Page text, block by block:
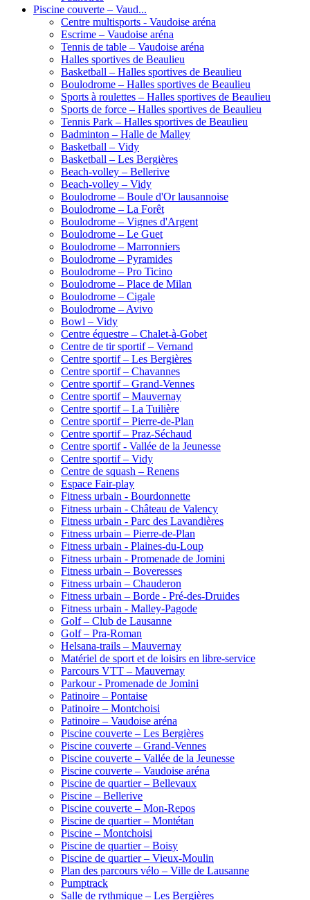
Piscine couverte – Vaud...
Centre multisports - Vaudoise aréna
Escrime – Vaudoise aréna
Tennis de table – Vaudoise aréna
Halles sportives de Beaulieu
Basketball – Halles sportives de Beaulieu
Boulodrome – Halles sportives de Beaulieu
Sports à roulettes – Halles sportives de Beaulieu
Sports de force – Halles sportives de Beaulieu
Tennis Park – Halles sportives de Beaulieu
Badminton – Halle de Malley
Basketball – Vidy
Basketball – Les Bergières
Beach-volley – Bellerive
Beach-volley – Vidy
Boulodrome – Boule d'Or lausannoise
Boulodrome – La Forêt
Boulodrome – Vignes d'Argent
Boulodrome – Le Guet
Boulodrome – Marronniers
Boulodrome – Pyramides
Boulodrome – Pro Ticino
Boulodrome – Place de Milan
Boulodrome – Cigale
Boulodrome – Avivo
Bowl – Vidy
Centre équestre – Chalet-à-Gobet
Centre de tir sportif – Vernand
Centre sportif – Les Bergières
Centre sportif – Chavannes
Centre sportif – Grand-Vennes
Centre sportif – Mauvernay
Centre sportif – La Tuilière
Centre sportif – Pierre-de-Plan
Centre sportif – Praz-Séchaud
Centre sportif - Vallée de la Jeunesse
Centre sportif – Vidy
Centre de squash – Renens
Espace Fair-play
Fitness urbain - Bourdonnette
Fitness urbain - Château de Valency
Fitness urbain - Parc des Lavandières
Fitness urbain – Pierre-de-Plan
Fitness urbain - Plaines-du-Loup
Fitness urbain - Promenade de Jomini
Fitness urbain – Boveresses
Fitness urbain – Chauderon
Fitness urbain – Borde - Pré-des-Druides
Fitness urbain - Malley-Pagode
Golf – Club de Lausanne
Golf – Pra-Roman
Helsana-trails – Mauvernay
Matériel de sport et de loisirs en libre-service
Parcours VTT – Mauvernay
Parkour - Promenade de Jomini
Patinoire – Pontaise
Patinoire – Montchoisi
Patinoire – Vaudoise aréna
Piscine couverte – Les Bergières
Piscine couverte – Grand-Vennes
Piscine couverte – Vallée de la Jeunesse
Piscine couverte – Vaudoise aréna
Piscine de quartier – Bellevaux
Piscine – Bellerive
Piscine couverte – Mon-Repos
Piscine de quartier – Montétan
Piscine – Montchoisi
Piscine de quartier – Boisy
Piscine de quartier – Vieux-Moulin
Plan des parcours vélo – Ville de Lausanne
Pumptrack
Salle de rythmique – Les Bergières